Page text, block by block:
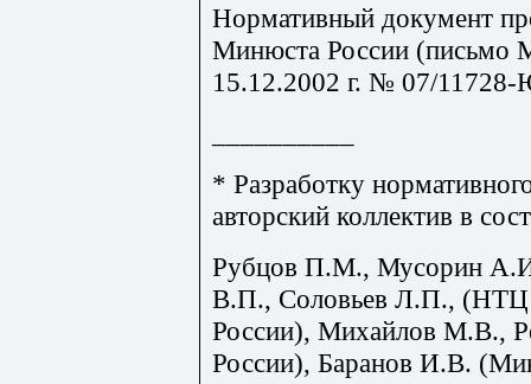
Нормативный документ
Минюста России (письмо
15.12.2002 г. № 07/
* Разработку
авторский коллектив в
Рубцов П.М., Мусорин
В.П., Соловьев Л.П., (НТЦ
России), Михайлов М.В.,
России), Баранов И.В.